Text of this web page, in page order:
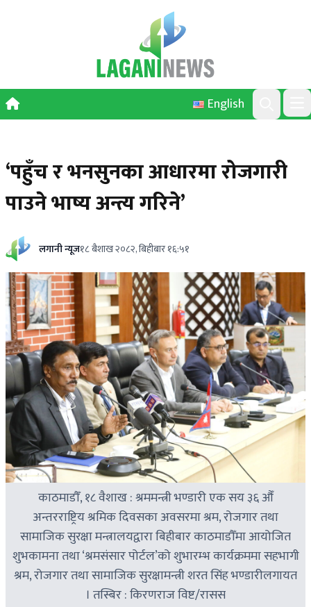
English
Search
‘पहुँच र भनसुनका आधारमा रोजगारी
पाउने भाष्य अन्त्य गरिने’
लगानी न्यूज१८ बैशाख २०८२, बिहीबार १६:५१
काठमाडौँ, १८ वैशाख : श्रममन्त्री भण्डारी एक सय ३६ औँ
अन्तरराष्ट्रिय श्रमिक दिवसका अवसरमा श्रम, रोजगार तथा
सामाजिक सुरक्षा मन्त्रालयद्वारा बिहीबार काठमाडौँमा आयोजित
शुभकामना तथा ‘श्रमसंसार पोर्टल’को शुभारम्भ कार्यक्रममा सहभागी
श्रम, रोजगार तथा सामाजिक सुरक्षामन्त्री शरत सिंह भण्डारीलगायत
। तस्बिर : किरणराज विष्ट/रासस